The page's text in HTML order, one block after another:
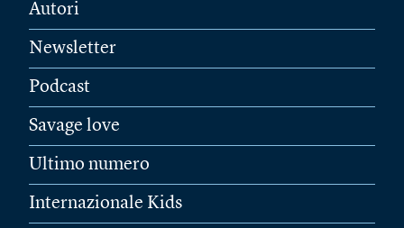
Autori
Newsletter
Podcast
Savage love
Ultimo numero
Internazionale Kids